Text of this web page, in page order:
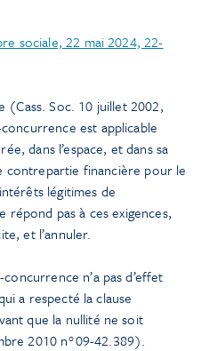
sociale, 22 mai 2024, 22-
(Cass. Soc. 10 juillet 2002,
est applicable
dans l’espace, et dans sa
contrepartie financière pour le
légitimes de
répond pas à ces exigences,
et l’annuler.
n’a pas d’effet
a respecté la clause
que la nullité ne soit
2010 n°09-42.389).